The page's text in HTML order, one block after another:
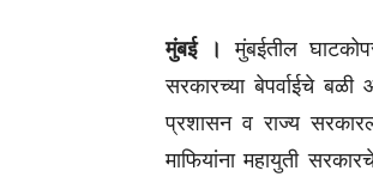
मुंबई ।
मुंबईतील
सरकारच्या बेपर्वाईचे
प्रशासन व राज्य
माफियांना महायुती